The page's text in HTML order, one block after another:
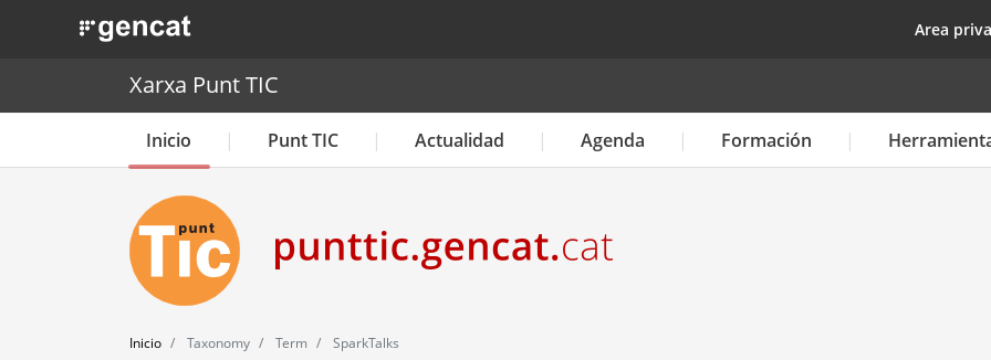
. Obre en una nova finestra. top
Area
Xarxa Punt TIC
Inicio Punt TIC Actualidad Agenda Formación
Inicio Taxonomy Term SparkTalks